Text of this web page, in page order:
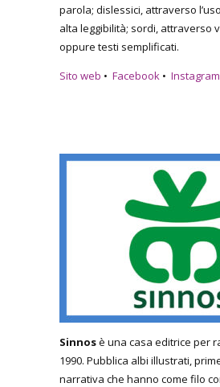
parola; dislessici, attraverso
alta leggibilità; sordi, attraverso
oppure testi semplificati.
Sito web • Facebook • Instagram
Sinnosè una casa editrice per
1990. Pubblica albi illustrati,
narrativa che hanno come filo